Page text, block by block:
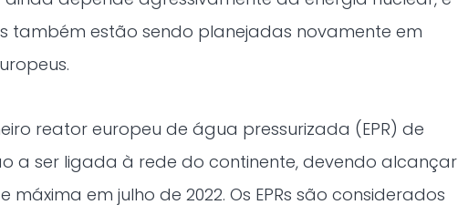
também estão sendo planejadas novamente em
reator europeu de água pressurizada (EPR) de
a ser ligada à rede do continente, devendo alcançar
em julho de 2022. Os EPRs são considerados